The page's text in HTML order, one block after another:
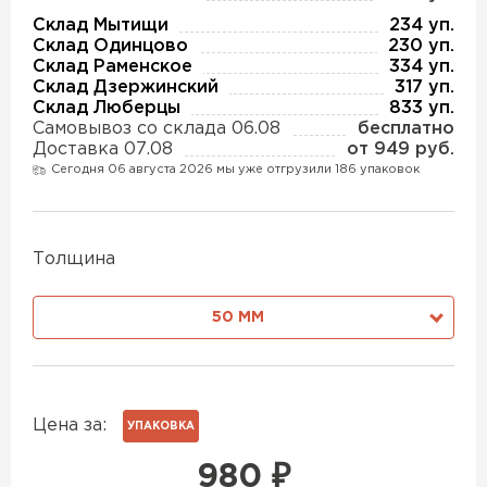
Склад Мытищи
234 уп.
Склад Одинцово
230 уп.
Склад Раменское
334 уп.
Склад Дзержинский
317 уп.
Склад Люберцы
833 уп.
Самовывоз со склада 06.08
бесплатно
Доставка 07.08
от 949 руб.
Сегодня 06 августа 2026 мы уже отгрузили 186 упаковок
Толщина
50 ММ
Цена за: УПАКОВКА
980 ₽
Утеплитель Ruspanel
ПЕРЕЙТИ
ПЕРЕЙТИ
ПЕРЕЙТИ
Утеплитель Юматекс
Утеплитель Теплекс
Утеплитель Дирок